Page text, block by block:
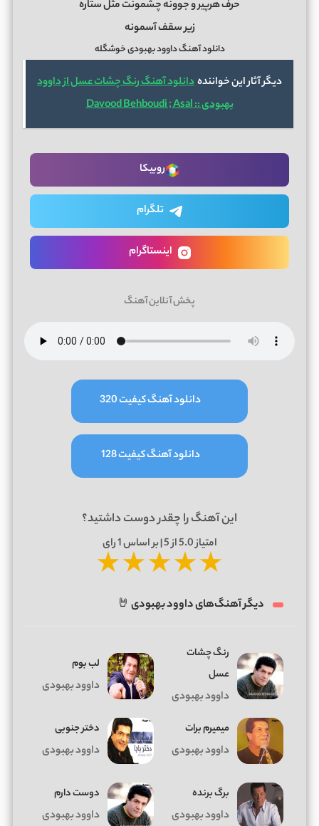
حرف هرپیر و جوونه چشمونت مثل ستاره
زیر سقف آسمونه
دانلود آهنگ داوود بهبودی خوشگله
دیگر آثار این خوانندهدانلود آهنگ رنگ چشات عسل از داوود
بهبودی :: Davood Behboudi ; Asal
روبیکا
تلگرام
اینستاگرام
پخش آنلاین آهنگ
دانلود آهنگ کیفیت 320
دانلود آهنگ کیفیت 128
این آهنگ را چقدر دوست داشتید؟
امتیاز5.0از 5 | بر اساس 1رای
★★★★★
دیگر آهنگ‌های داوود بهبودی 🤘
رنگ چشات
عسل
داوود بهبودی
لب بوم
داوود بهبودی
میمیرم برات
داوود بهبودی
دختر جنوبی
داوود بهبودی
برگ برنده
داوود بهبودی
دوست دارم
داوود بهبودی